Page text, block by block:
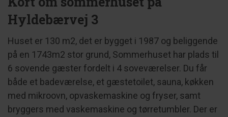
Hyldebærvej 3
Huset er 130 m2, det er bygget i 1987 og beliggende
på en 1743m2 stor grund, Sommerhuset har plads til
6 sovende gæster fordelt i 4 soveværelser. Du får
både et badeværelse, et gæstetoilet, sauna, køkken
med mikroovn, opvaskemaskine og fryser, samt
bryggers med vaskemaskine og tørretumbler. Der er